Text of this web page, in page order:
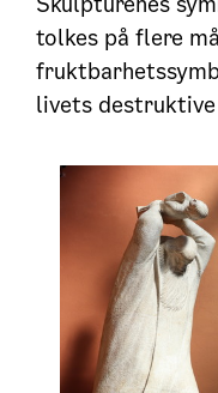
tolkes på flere
livets